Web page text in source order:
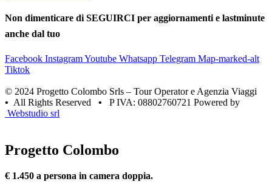
Non dimenticare di SEGUIRCI per aggiornamenti e lastminute
anche dal tuo
Facebook InstagramYoutube Whatsapp Telegram Map-marked-alt
Tiktok
© 2024 Progetto Colombo Srls – Tour Operator e Agenzia Viaggi
• All Rights Reserved • P IVA: 08802760721 Powered by
Webstudio srl
Progetto Colombo
€ 1.450 a persona in camera doppia.